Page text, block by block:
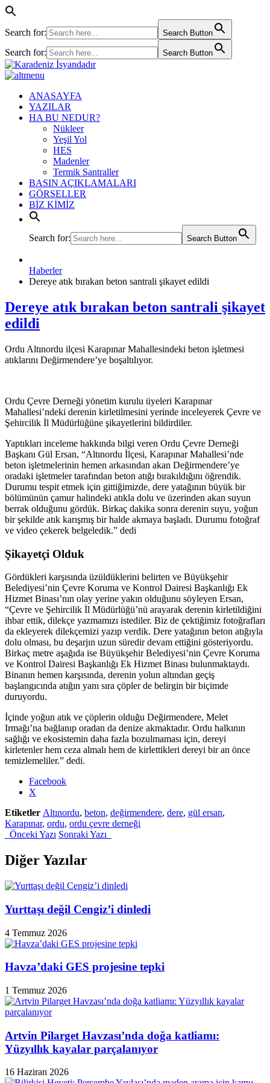
Search for: Search Button
Search for: Search Button
ANASAYFA
YAZILAR
HA BU NEDUR?
Nükleer
Yeşil Yol
HES
Madenler
Termik Santraller
BASIN AÇIKLAMALARI
GÖRSELLER
BİZ KİMİZ
Search for: Search Button
Haberler
Dereye atık bırakan beton santrali şikayet edildi
Dereye atık bırakan beton santrali şikayet
edildi
Ordu Altınordu ilçesi Karapınar Mahallesindeki beton işletmesi
atıklarını Değirmendere’ye boşaltılıyor.
Ordu Çevre Derneği yönetim kurulu üyeleri Karapınar
Mahallesi’ndeki derenin kirletilmesini yerinde inceleyerek Çevre ve
Şehircilik İl Müdürlüğüne şikayetlerini bildirdiler.
Yaptıkları inceleme hakkında bilgi veren Ordu Çevre Derneği
Başkanı Gül Ersan, “Altınordu İlçesi, Karapınar Mahallesi’nde
beton işletmelerinin hemen arkasından akan Değirmendere’ye
oradaki işletmeler tarafından beton atığı bırakıldığını öğrendik.
Durumu tespit etmek için gittiğimizde, dere yatağının büyük bir
bölümünün çamur halindeki atıkla dolu ve üzerinden akan suyun
berrak olduğunu gördük. Birkaç dakika sonra derenin suyu, yoğun
bir şekilde atık karışmış bir halde akmaya başladı. Durumu fotoğraf
ve video çekerek belgeledik.” dedi
Şikayetçi Olduk
Gördükleri karşısında üzüldüklerini belirten ve Büyükşehir
Belediyesi’nin Çevre Koruma ve Kontrol Dairesi Başkanlığı Ek
Hizmet Binası’nın olay yerine yakın olduğunu söyleyen Ersan,
“Çevre ve Şehircilik İl Müdürlüğü’nü arayarak derenin kirletildiğini
ihbar ettik, dilekçe yazmamızı istediler. Biz de çektiğimiz fotoğrafları
da ekleyerek dilekçemizi yazıp verdik. Dere yatağının beton atığıyla
dolu olması, bu deşarjın uzun süredir devam ettiğini gösteriyordu.
Birkaç metre aşağıda ise Büyükşehir Belediyesi’nin Çevre Koruma
ve Kontrol Dairesi Başkanlığı Ek Hizmet Binası bulunmaktaydı.
Binanın hemen karşısında, derenin yolun altından geçiş
başlangıcında atığın yanı sıra çöpler de belirgin bir biçimde
duruyordu.
İçinde yoğun atık ve çöplerin olduğu Değirmendere, Melet
Irmağı’na bağlanıp oradan da denize akmaktadır. Ordu halkının
sağlığı ve ekosistemin daha fazla bozulmaması için, dereyi
kirletenler hem ceza almalı hem de kirlettikleri dereyi bir an önce
temizlemeliler.” dedi.
Share
"Dereye
atık
bırakan
santrali
şikayet
edildi"
Facebook
X
Etiketler Altınordu, beton, değirmendere, dere, gül ersan,
Karapınar, ordu, ordu çevre derneği
Önceki Yazı Sonraki Yazı
Diğer Yazılar
Yurttaşı değil Cengiz’i dinledi
4 Temmuz 2026
Havza’daki GES projesine tepki
1 Temmuz 2026
Artvin Pilarget Havzası’nda doğa katliamı:
Yüzyıllık kayalar parçalanıyor
16 Haziran 2026